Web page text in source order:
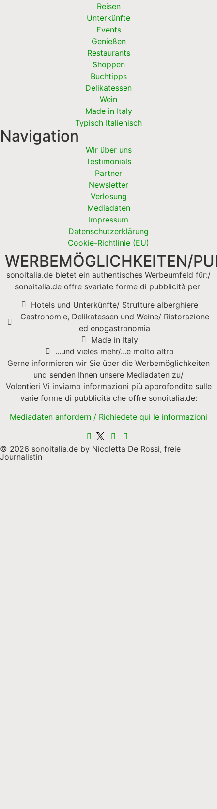
Reisen
Unterkünfte
Events
Genießen
Restaurants
Shoppen
Buchtipps
Delikatessen
Wein
Made in Italy
Typisch Italienisch
Navigation
Wir über uns
Testimonials
Partner
Newsletter
Verlosung
Mediadaten
Impressum
Datenschutzerklärung
Cookie-Richtlinie (EU)
WERBEMÖGLICHKEITEN/
sonoitalia.de bietet ein authentisches Werbeumfeld für:/
sonoitalia.de offre svariate forme di pubblicità per:
Hotels und Unterkünfte/ Strutture alberghiere
Gastronomie, Delikatessen und Weine/ Ristorazione
ed enogastronomia
Made in Italy
...und vieles mehr/...e molto altro
Gerne informieren wir Sie über die Werbemöglichkeiten
und senden Ihnen unsere Mediadaten zu/
Volentieri Vi inviamo informazioni più approfondite sulle
varie forme di pubblicità che offre sonoitalia.de:
Mediadaten anfordern / Richiedete qui le informazioni
© 2026 sonoitalia.de by Nicoletta De Rossi, freie
Journalistin